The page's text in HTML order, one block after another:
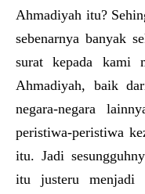
Ahmadiyah itu?
sebenarnya banyak
surat kepada kami
Ahmadiyah, baik
negara-negara
peristiwa-peristiwa
itu. Jadi
itu justeru menjadi